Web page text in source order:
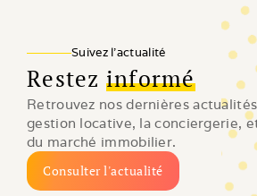
Suivez l'actualité
Restez informé
Retrouvez nos dernières
gestion locative, la conciergerie,
du marché immobilier.
Consulter l'actualité